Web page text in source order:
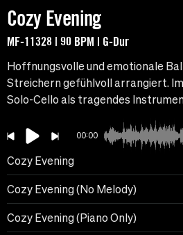
Cozy Evening
MF-11328 | 90 BPM | G-Dur
Hoffnungsvolle und emotionale
Streichern gefühlvoll arrangiert.
Solo-Cello als tragendes
00:00
Cozy Evening
Cozy Evening (No Melody)
Cozy Evening (Piano Only)